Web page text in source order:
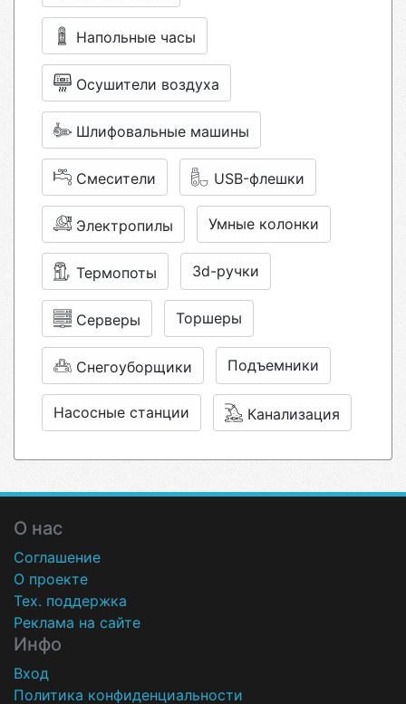
Напольные часы
Осушители воздуха
Шлифовальные машины
Смесители USB-флешки
Электропилы Умные колонки
Термопоты 3d-ручки
Серверы Торшеры
Снегоуборщики Подъемники
Насосные станции Канализация
О нас
Соглашение
О проекте
Тех. поддержка
Реклама на сайте
Инфо
Вход
Политика конфиденциальности